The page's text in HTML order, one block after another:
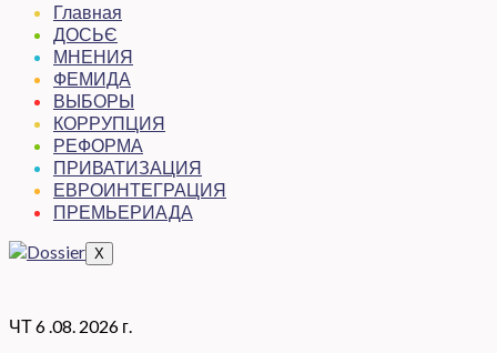
Главная
ДОСЬЄ
МНЕНИЯ
ФЕМИДА
ВЫБОРЫ
КОРРУПЦИЯ
РЕФОРМА
ПРИВАТИЗАЦИЯ
ЕВРОИНТЕГРАЦИЯ
ПРЕМЬЕРИАДА
X
ЧТ 6 .08. 2026 г.